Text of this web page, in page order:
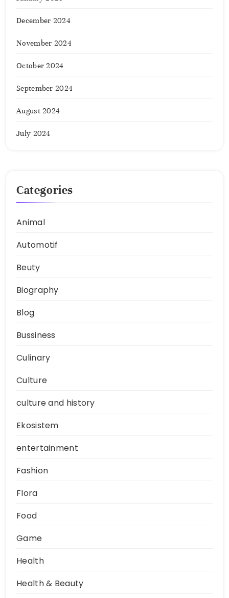
December 2024
November 2024
October 2024
September 2024
August 2024
July 2024
Categories
Animal
Automotif
Beuty
Biography
Blog
Bussiness
Culinary
Culture
culture and history
Ekosistem
entertainment
Fashion
Flora
Food
Game
Health
Health & Beauty